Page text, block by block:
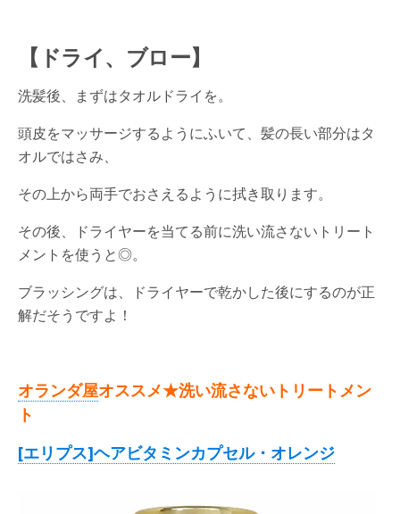
【ドライ、ブロー】
洗髪後、まずはタオルドライを。
頭皮をマッサージするようにふいて、髪の長い部分はタ
オルではさみ、
その上から両手でおさえるように拭き取ります。
その後、ドライヤーを当てる前に洗い流さないトリート
メントを使うと◎。
ブラッシングは、ドライヤーで乾かした後にするのが正
解だそうですよ！
オランダ屋オススメ★洗い流さないトリートメン
ト
[エリプス]ヘアビタミンカプセル・オレンジ